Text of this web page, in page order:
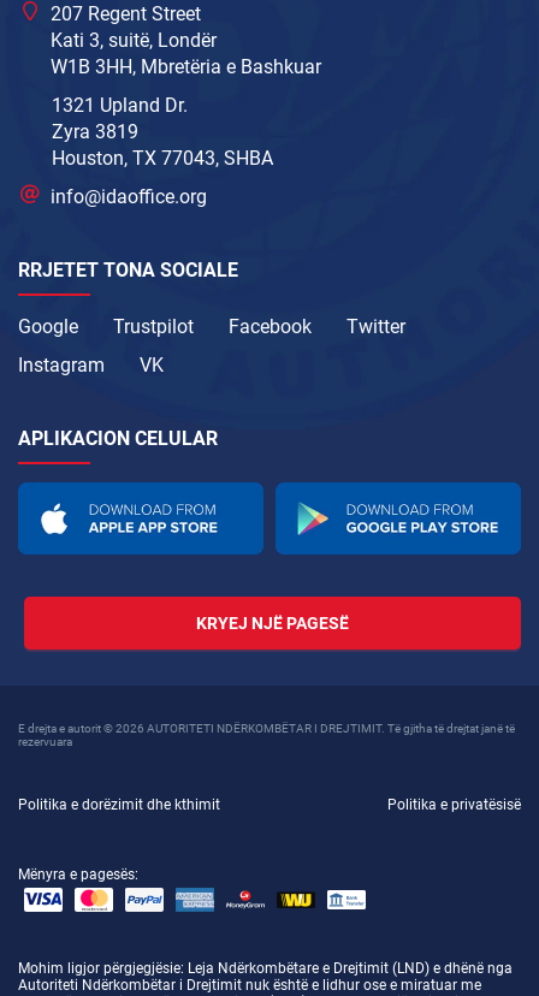
207 Regent Street
Kati 3, suitë, Londër
W1B 3HH, Mbretëria e Bashkuar
1321 Upland Dr.
Zyra 3819
Houston, TX 77043, SHBA
info@idaoffice.org
RRJETET TONA SOCIALE
Google Trustpilot Facebook
Twitter
Instagram
VK
APLIKACION CELULAR
KRYEJ NJË PAGESË
E drejta e autorit © 2026 AUTORITETI NDËRKOMBËTAR I DREJTIMIT. Të gjitha të drejtat janë të
rezervuara
Politika e dorëzimit dhe kthimit Politika e privatësisë
Mënyra e pagesës:
Mohim ligjor përgjegjësie: Leja Ndërkombëtare e Drejtimit (LND) e dhënë nga
Autoriteti Ndërkombëtar i Drejtimit nuk është e lidhur ose e miratuar me